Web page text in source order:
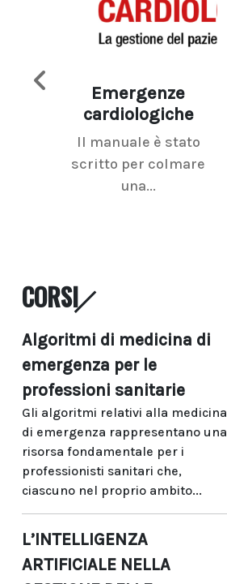
Emergenze
cardiologiche
Il manuale è stato
scritto per colmare
una...
CORSI
Algoritmi di medicina di
emergenza per le
professioni sanitarie
Gli algoritmi relativi alla medicina
di emergenza rappresentano una
risorsa fondamentale per i
professionisti sanitari che,
ciascuno nel proprio ambito...
L’INTELLIGENZA
ARTIFICIALE NELLA